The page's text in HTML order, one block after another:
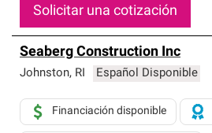
Solicitar una cotización
Seaberg Construction Inc
Johnston, RI Español Disponible
Financiación disponible